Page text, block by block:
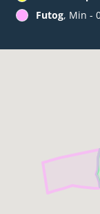
Futog, Min -